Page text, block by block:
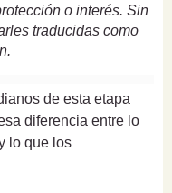
o interés. Sin
traducidas como
de esta etapa
diferencia entre lo
lo que los